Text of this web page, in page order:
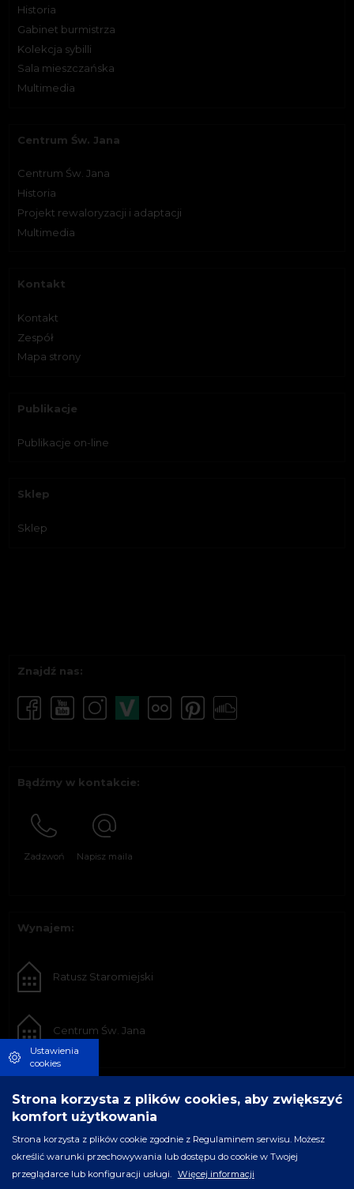
Historia
Gabinet burmistrza
Kolekcja sybilli
Sala mieszczańska
Multimedia
Centrum Św. Jana
Centrum Św. Jana
Historia
Projekt rewaloryzacji i adaptacji
Multimedia
Kontakt
Kontakt
Zespół
Mapa strony
Publikacje
Publikacje on-line
Sklep
Sklep
Znajdź nas:
Bądźmy w kontakcie:
Zadzwoń Napisz maila
Wynajem:
Ratusz Staromiejski
Centrum Św. Jana
Ustawienia
cookies
Strona korzysta z plików cookies, aby zwiększyć
komfort użytkowania
Strona korzysta z plików cookie zgodnie z Regulaminem serwisu. Możesz
określić warunki przechowywania lub dostępu do cookie w Twojej
przeglądarce lub konfiguracji usługi.
Więcej informacji